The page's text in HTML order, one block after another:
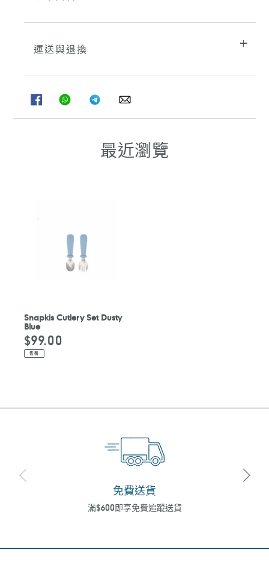
運送與退換
FACEBOOK
分
享
WHATSAPPTELEGRAM
分
享
WHATSAPP
最近瀏覽
Snapkis Cutlery Set Dusty
Blue
定
價
$99.00
售罄
免費送貨
滿$600即享免費追蹤送貨